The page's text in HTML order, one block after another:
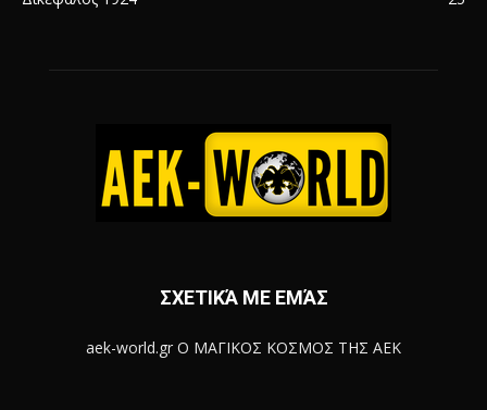
ΣΧΕΤΙΚΆ ΜΕ ΕΜΆΣ
aek-world.gr Ο ΜΑΓΙΚΟΣ ΚΟΣΜΟΣ ΤΗΣ ΑΕΚ